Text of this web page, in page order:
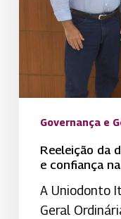
confiança
Uniodonto
Itabuna
Governança e
Reeleição da
e confiança
A Uniodonto
Geral